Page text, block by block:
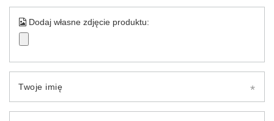
Dodaj własne zdjęcie produktu:
Twoje imię